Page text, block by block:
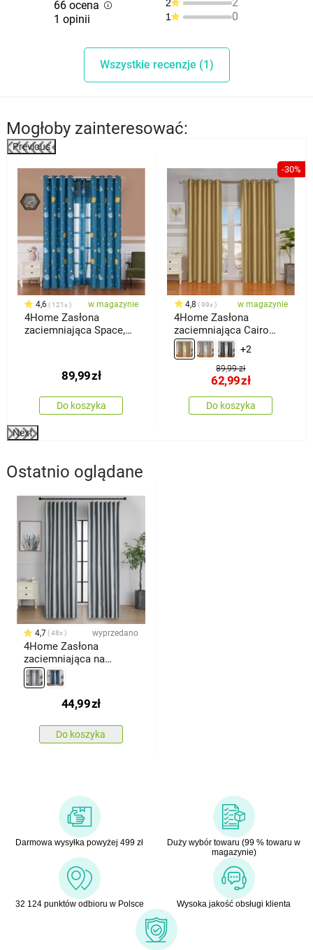
66 ocena
1 opinii
2
1 0
Wszystkie recenzje (1)
Mogłoby zainteresować:
Previous
4,6 121x w magazynie
4Home Zasłona
zaciemniająca Space,
89,99zł
Do koszyka
-30%
4,8 99x w magazynie
4Home Zasłona
zaciemniająca Cairo
złoty, 150 x 250 cm
+2
89,99 zł
62,99zł
Do koszyka
Next
Ostatnio oglądane
4,7 48x wyprzedano
4Home Zasłona
zaciemniająca na
krążkach Paris szary,
150 x 250 cm
44,99zł
Do koszyka
Darmowa wysyłka powyżej 499 zł
Duży wybór towaru (99 % towaru w
magazynie)
32 124 punktów odbioru w Polsce Wysoka jakość obsługi klienta